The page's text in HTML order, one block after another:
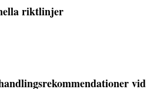
riktlinjer
vid